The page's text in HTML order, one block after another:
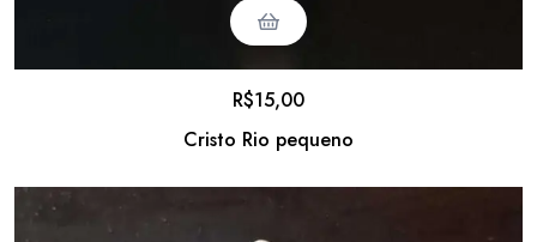
Cristo Rio pequeno
R$15,00